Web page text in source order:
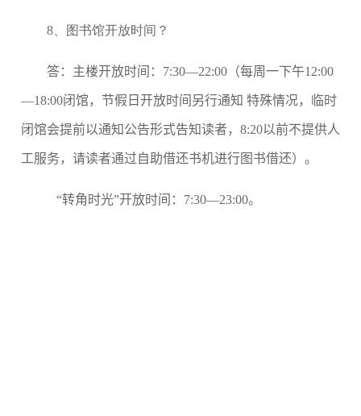
8、 图书馆开放时间？
答：主楼开放时间：7:30—22:00（每周一下午12:00
—18:00闭馆 ， 节假日开放时间另行通知 特殊情况，临时
闭馆会提前以通知公告形式告知读者，8:20以前不提供人
工服务，请读者通过自助借还书机进行图书借还）。
“转角时光”开放时间：7:30—23:00。